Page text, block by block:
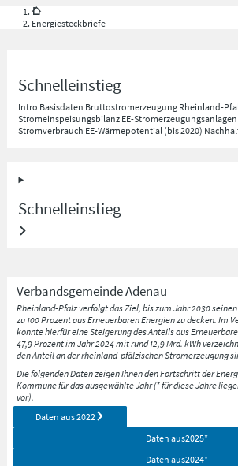
Energiesteckbriefe
Schnelleinstieg
Intro Basisdaten Bruttostromerzeugung Rheinland-
Stromeinspeisungsbilanz EE-Stromerzeugungsanlagen
Stromverbrauch EE-Wärmepotential (bis 2020)
Schnelleinstieg
VerbandsgemeindeAdenau
Rheinland-Pfalz verfolgt das Ziel, bis zum Jahr 2030
zu 100 Prozent aus Erneuerbaren Energien zu decken. Im
konnte hierfür eine Steigerung des Anteils aus
47,9 Prozent im Jahr 2024 mit rund 12,9 Mrd. kWh
den Anteil an der rheinland-pfälzischen Stromerzeugung
Die folgenden Daten zeigen Ihnen den Fortschritt der
Kommune für das ausgewählte Jahr (* für diese Jahre
vor).
Daten aus2022
Daten aus2025*
Daten aus2024*